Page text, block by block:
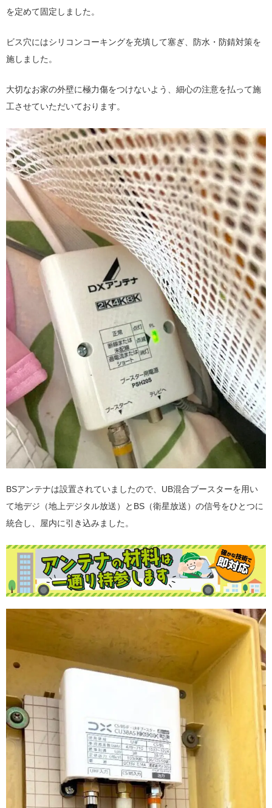
を定めて固定しました。
ビス穴にはシリコンコーキングを充填して塞ぎ、防水・防錆対策を
施しました。
大切なお家の外壁に極力傷をつけないよう、細心の注意を払って施
工させていただいております。
BSアンテナは設置されていましたので、UB混合ブースターを用い
て地デジ（地上デジタル放送）とBS（衛星放送）の信号をひとつに
統合し、屋内に引き込みました。